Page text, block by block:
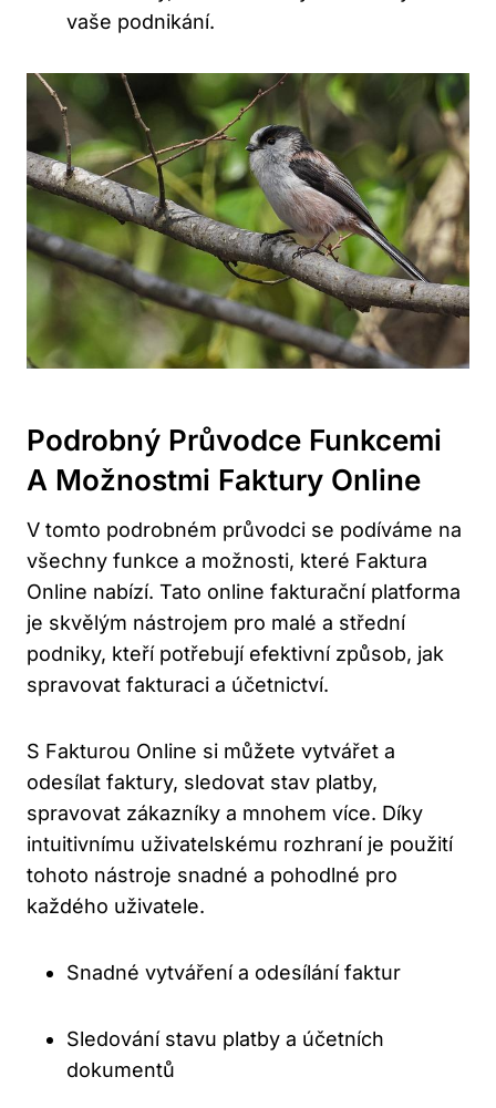
vaše podnikání.
Podrobný Průvodce Funkcemi
A Možnostmi Faktury Online
V tomto podrobném průvodci se podíváme na
všechny funkce a možnosti, které Faktura
Online nabízí. Tato online fakturační platforma
je skvělým nástrojem pro malé a střední
podniky, kteří potřebují efektivní způsob, jak
spravovat fakturaci a účetnictví.
S Fakturou Online si můžete vytvářet a
odesílat faktury, sledovat stav platby,
spravovat zákazníky a mnohem více. Díky
intuitivnímu uživatelskému rozhraní je použití
tohoto nástroje snadné a pohodlné pro
každého uživatele.
Snadné vytváření a odesílání faktur
Sledování stavu platby a účetních
dokumentů